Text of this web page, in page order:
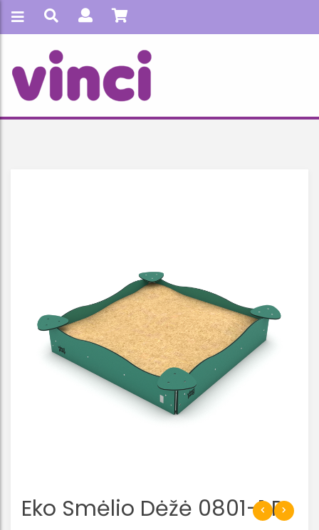
Eko Smėlio Dėžė 0801-1 R